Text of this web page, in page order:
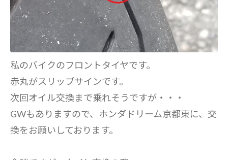
私のバイクのフロントタイヤです。
赤丸がスリップサインです。
次回オイル交換まで乗れそうですが・・・
GWもありますので、ホンダドリーム京都東に、交
換をお願いしております。